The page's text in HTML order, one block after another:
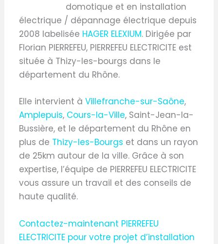
domotique et en installation
électrique / dépannage électrique depuis
2008 labelisée HAGER ELEXIUM. Dirigée par
Florian PIERREFEU, PIERREFEU ELECTRICITE est
située à Thizy-les-bourgs dans le
département du Rhône.
Elle intervient àVillefranche-sur-Saône,
Amplepuis, Cours-la-Ville, Saint-Jean-la-
Bussière, et le département du Rhône en
plus de Thizy-les-Bourgs et dans un rayon
de 25km autour de la ville. Grâce à son
expertise, l’équipe de PIERREFEU ELECTRICITE
vous assure un travail et des conseils de
haute qualité.
Contactez-maintenant PIERREFEU
ELECTRICITE pour votre projet d’installation